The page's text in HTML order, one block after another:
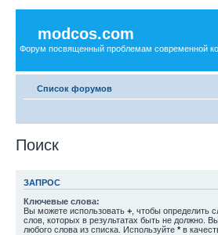
modcos.com
Форум посвященный проблемам современной
Список форумов
Поиск
ЗАПРОС
Ключевые слова:
Вы можете использовать + , чтобы определить
слов, которых в результатах быть не должно.
любого слова из списка. Используйте * в